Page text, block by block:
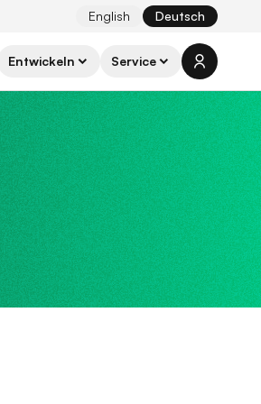
English Deutsch
Entwickeln Service